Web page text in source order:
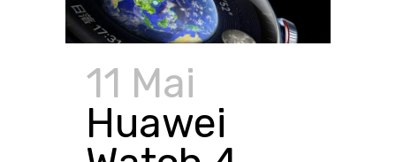
11 Mai
Huawei